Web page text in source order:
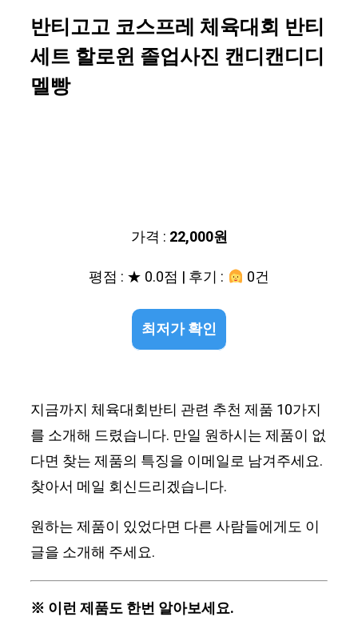
반티고고 코스프레 체육대회 반티
세트 할로윈 졸업사진 캔디캔디디
멜빵
가격 : 22,000원
평점 : ★ 0.0점 | 후기 :
0건
최저가 확인
지금까지 체육대회반티 관련 추천 제품 10가지
를 소개해 드렸습니다. 만일 원하시는 제품이 없
다면 찾는 제품의 특징을 이메일로 남겨주세요.
찾아서 메일 회신드리겠습니다.
원하는 제품이 있었다면 다른 사람들에게도 이
글을 소개해 주세요.
※ 이런 제품도 한번 알아보세요.